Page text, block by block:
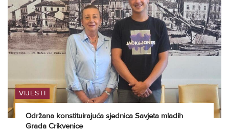
VIJESTI
Održana konstituirajuća sjednica Savjeta mladih
Grada Crikvenice